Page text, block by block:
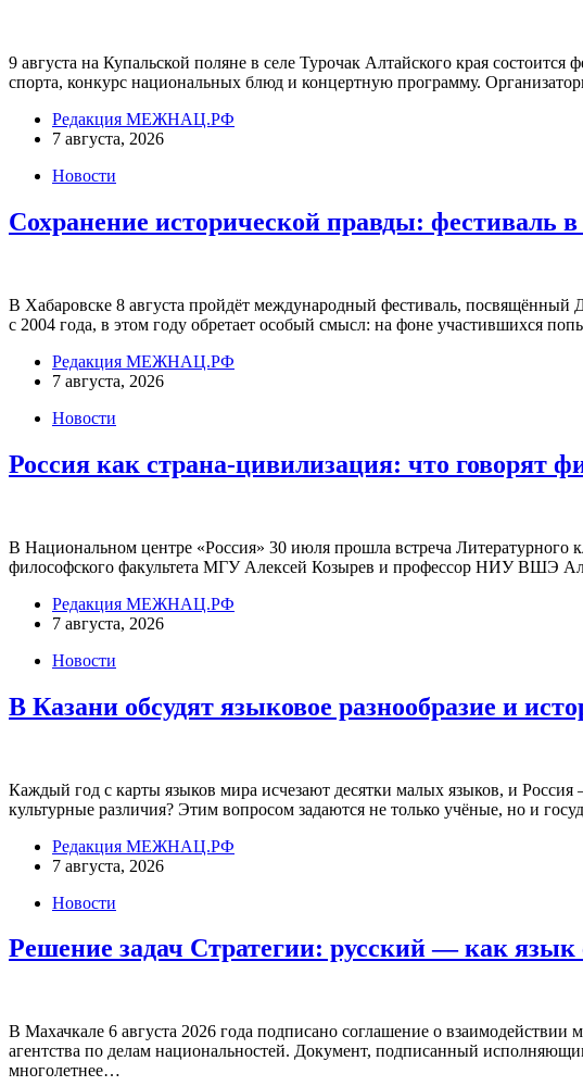
9 августа на Купальской поляне в селе Турочак Алтайского края
спорта, конкурс национальных блюд и концертную программу.
Редакция МЕЖНАЦ.РФ
7 августа, 2026
Новости
Сохранение исторической правды: фестиваль в
В Хабаровске 8 августа пройдёт международный фестиваль,
с 2004 года, в этом году обретает особый смысл: на фоне участившихся
Редакция МЕЖНАЦ.РФ
7 августа, 2026
Новости
Россия как страна-цивилизация: что говорят
В Национальном центре «Россия» 30 июля прошла встреча
философского факультета МГУ Алексей Козырев и профессор НИУ ВШЭ
Редакция МЕЖНАЦ.РФ
7 августа, 2026
Новости
В Казани обсудят языковое разнообразие и
Каждый год с карты языков мира исчезают десятки малых языков, и
культурные различия? Этим вопросом задаются не только учёные, но и
Редакция МЕЖНАЦ.РФ
7 августа, 2026
Новости
Решение задач Стратегии: русский — как язык
В Махачкале 6 августа 2026 года подписано соглашение о
агентства по делам национальностей. Документ, подписанный
многолетнее…